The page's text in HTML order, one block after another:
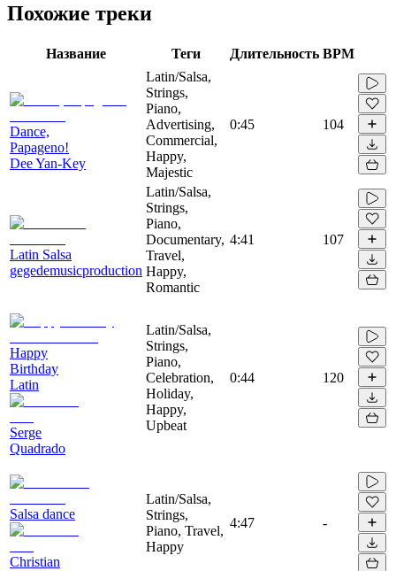
Похожие треки
Название Теги Длительность BPM
Dance,
Papageno!
Dee Yan-Key
Latin/Salsa,
Strings,
Piano,
Advertising,
Commercial,
Happy,
Majestic
0:45 104
Latin Salsa
gegedemusicproduction
Latin/Salsa,
Strings,
Piano,
Documentary,
Travel,
Happy,
Romantic
4:41 107
Happy
Birthday
Latin
Serge
Quadrado
Latin/Salsa,
Strings,
Piano,
Celebration,
Holiday,
Happy,
Upbeat
0:44 120
Salsa dance
Christian
Latin/Salsa,
Strings,
Piano, Travel,
Happy
4:47 -